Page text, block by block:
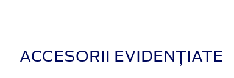
ACCESORII EVIDENȚIATE